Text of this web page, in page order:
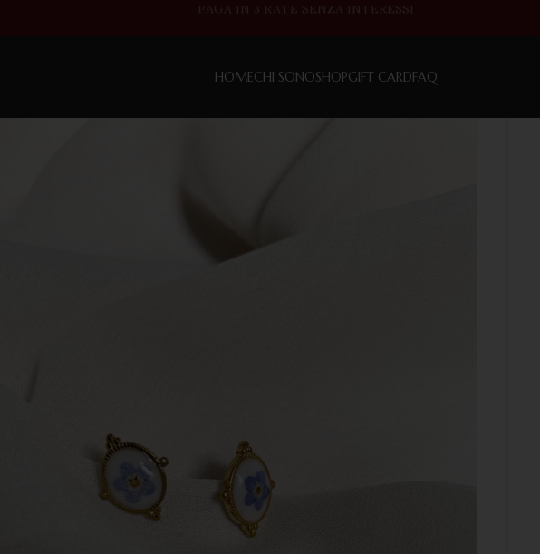
HOMECHI SONOSHOPGIFT CARDFAQ